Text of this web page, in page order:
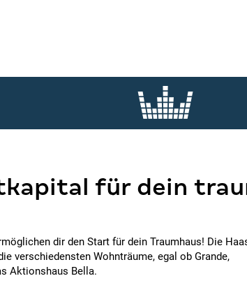
für dein
dir den Start für dein Traumhaus! Die
verschiedensten Wohnträume, egal ob Grande,
Aktionshaus Bella.